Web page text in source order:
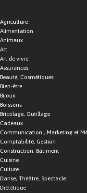
Agriculture
Alimentation
Animaux
Art
Art de vivre
Assurances
Beauté, Cosmétiques
Bien-être
Bijoux
Boissons
Bricolage, Outillage
Cadeaux
Communication , Marketing et
Comptabilité, Gestion
Construction, Bâtiment
Cuisine
Culture
Danse, Théâtre, Spectacle
Diététique